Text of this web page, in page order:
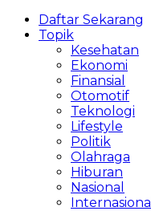
Daftar Sekarang
Topik
Kesehatan
Ekonomi
Finansial
Otomotif
Teknologi
Lifestyle
Politik
Olahraga
Hiburan
Nasional
Internasional